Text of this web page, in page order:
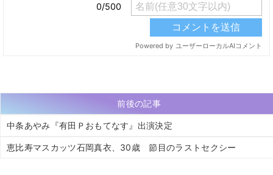
前後の記事
中条あやみ『有田Ｐおもてなす』出演決定
恵比寿マスカッツ石岡真衣、30歳 節目のラストセクシー